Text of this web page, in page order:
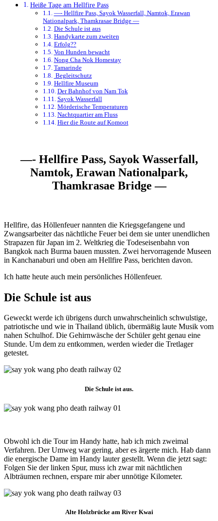
Heiße Tage am Hellfire Pass
—- Hellfire Pass, Sayok Wasserfall, Namtok, Erawan
Nationalpark, Thamkrasae Bridge —
Die Schule ist aus
Handykarte zum zweiten
Erfolg??
Von Hunden bewacht
Nong Cha Nok Homestay
Tamarinde
Begleitschutz
Hellfire Museum
Der Bahnhof von Nam Tok
Sayok Wasserfall
Mörderische Temperaturen
Nachtquartier am Fluss
Hier die Route auf Komoot
—- Hellfire Pass, Sayok Wasserfall,
Namtok, Erawan Nationalpark,
Thamkrasae Bridge —
Hellfire, das Höllenfeuer nannten die Kriegsgefangene und
Zwangsarbeiter das nächtliche Feuer bei dem sie unter unendlichen
Strapazen für Japan im 2. Weltkrieg die Todeseisenbahn von
Bangkok nach Burma bauen mussten. Zwei hervorragende Museen
in Kanchanaburi und oben am Hellfire Pass, berichten davon.
Ich hatte heute auch mein persönliches Höllenfeuer.
Die Schule ist aus
Geweckt werde ich übrigens durch unwahrscheinlich schwulstige,
patriotische und wie in Thailand üblich, übermäßig laute Musik vom
nahen Schulhof. Die Gehirnwäsche der Schüler geht genau eine
Stunde. Um dem zu entkommen, werden wieder die Tretlager
getestet.
Die Schule ist aus.
Obwohl ich die Tour im Handy hatte, hab ich mich zweimal
Verfahren. Der Umweg war gering, aber es ärgerte mich. Hab dann
die energische Dame im Handy lauter gestellt. Wenn die jetzt sagt:
Folgen Sie der linken Spur, muss ich zwar mit nächtlichen
Albträumen rechnen, erspare mir aber unnötige Kilometer.
Alte Holzbrücke am River Kwai